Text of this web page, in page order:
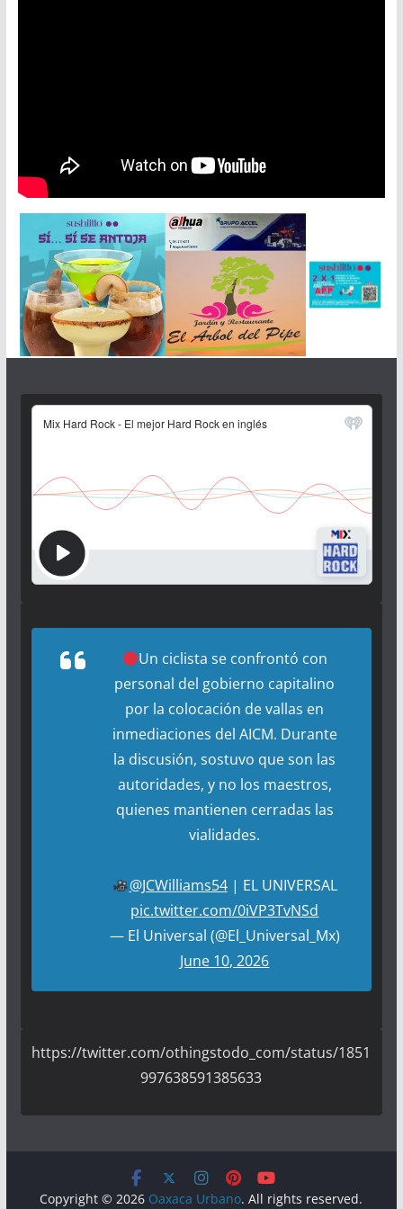
Un ciclista se confrontó con
personal del gobierno capitalino
por la colocación de vallas en
inmediaciones del AICM. Durante
la discusión, sostuvo que son las
autoridades, y no los maestros,
quienes mantienen cerradas las
vialidades.
@JCWilliams54| EL UNIVERSAL
pic.twitter.com/0iVP3TvNSd
— El Universal (@El_Universal_Mx)
June 10, 2026
https://twitter.com/othingstodo_com/status/1851
997638591385633
Copyright © 2026 Oaxaca Urbano. All rights reserved.